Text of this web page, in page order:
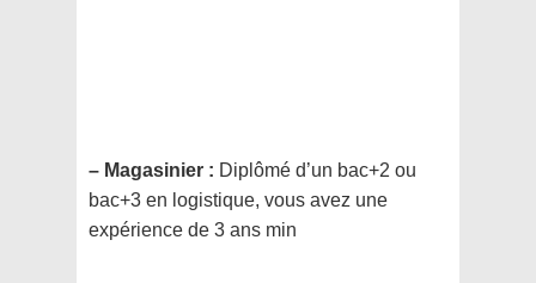
– Magasinier : Diplômé d’un bac+2 ou
bac+3 en logistique, vous avez une
expérience de 3 ans min